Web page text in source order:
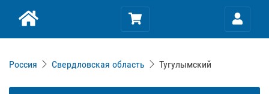
Россия Свердловская область Тугулымский